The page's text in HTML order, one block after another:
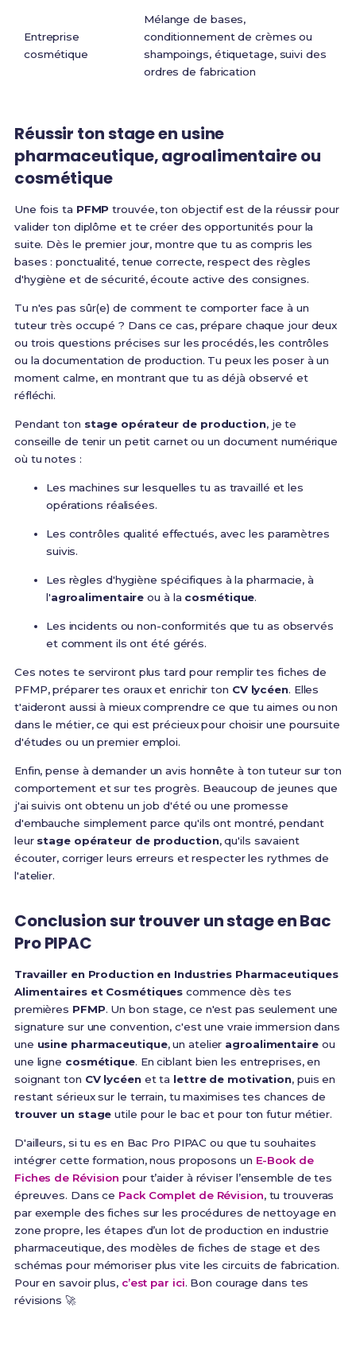
Entreprise
cosmétique
Mélange de bases,
conditionnement de crèmes ou
shampoings, étiquetage, suivi des
ordres de fabrication
Réussir ton stage en usine
pharmaceutique, agroalimentaire ou
cosmétique
Une fois ta PFMP trouvée, ton objectif est de la réussir pour
valider ton diplôme et te créer des opportunités pour la
suite. Dès le premier jour, montre que tu as compris les
bases : ponctualité, tenue correcte, respect des règles
d'hygiène et de sécurité, écoute active des consignes.
Tu n'es pas sûr(e) de comment te comporter face à un
tuteur très occupé ? Dans ce cas, prépare chaque jour deux
ou trois questions précises sur les procédés, les contrôles
ou la documentation de production. Tu peux les poser à un
moment calme, en montrant que tu as déjà observé et
réfléchi.
Pendant ton stage opérateur de production, je te
conseille de tenir un petit carnet ou un document numérique
où tu notes :
Les machines sur lesquelles tu as travaillé et les
opérations réalisées.
Les contrôles qualité effectués, avec les paramètres
suivis.
Les règles d'hygiène spécifiques à la pharmacie, à
l'agroalimentaire ou à la cosmétique.
Les incidents ou non-conformités que tu as observés
et comment ils ont été gérés.
Ces notes te serviront plus tard pour remplir tes fiches de
PFMP, préparer tes oraux et enrichir ton CV lycéen. Elles
t'aideront aussi à mieux comprendre ce que tu aimes ou non
dans le métier, ce qui est précieux pour choisir une poursuite
d'études ou un premier emploi.
Enfin, pense à demander un avis honnête à ton tuteur sur ton
comportement et sur tes progrès. Beaucoup de jeunes que
j'ai suivis ont obtenu un job d'été ou une promesse
d'embauche simplement parce qu'ils ont montré, pendant
leur stage opérateur de production, qu'ils savaient
écouter, corriger leurs erreurs et respecter les rythmes de
l'atelier.
Conclusion sur trouver un stage en Bac
Pro PIPAC
Travailler en Production en Industries Pharmaceutiques
Alimentaires et Cosmétiques commence dès tes
premières PFMP. Un bon stage, ce n'est pas seulement une
signature sur une convention, c'est une vraie immersion dans
une usine pharmaceutique, un atelier agroalimentaireou
une ligne cosmétique. En ciblant bien les entreprises, en
soignant ton CV lycéenet ta lettre de motivation, puis en
restant sérieux sur le terrain, tu maximises tes chances de
trouver un stage utile pour le bac et pour ton futur métier.
D'ailleurs, si tu es en Bac Pro PIPAC ou que tu souhaites
intégrer cette formation, nous proposons un E-Book de
Fiches de Révision pour t’aider à réviser l’ensemble de tes
épreuves. Dans ce Pack Complet de Révision, tu trouveras
par exemple des fiches sur les procédures de nettoyage en
zone propre, les étapes d’un lot de production en industrie
pharmaceutique, des modèles de fiches de stage et des
schémas pour mémoriser plus vite les circuits de fabrication.
Pour en savoir plus, c’est par ici. Bon courage dans tes
révisions 🚀